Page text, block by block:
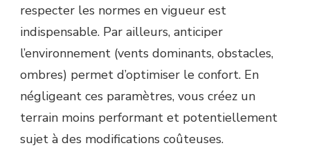
respecter les normes en vigueur est
indispensable. Par ailleurs, anticiper
l’environnement (vents dominants, obstacles,
ombres) permet d’optimiser le confort. En
négligeant ces paramètres, vous créez un
terrain moins performant et potentiellement
sujet à des modifications coûteuses.